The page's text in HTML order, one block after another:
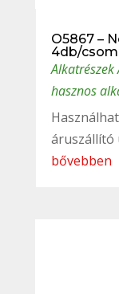
O5867 –
4db/
Alkatrészek
hasznos
áruszállító
bővebben